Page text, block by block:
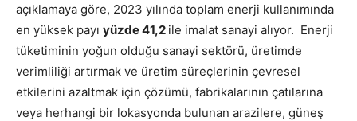
açıklamaya göre, 2023 yılında toplam enerji kullanımında
en yüksek payı yüzde 41,2 ile imalat sanayi alıyor. Enerji
tüketiminin yoğun olduğu sanayi sektörü, üretimde
verimliliği artırmak ve üretim süreçlerinin çevresel
etkilerini azaltmak için çözümü, fabrikalarının çatılarına
veya herhangi bir lokasyonda bulunan arazilere, güneş